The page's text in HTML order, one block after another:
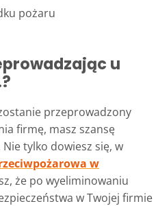
pożaru
u
przeprowadzony
firmę, masz szansę
tylko dowiesz się, w
w
że po wyeliminowaniu
w Twojej firmie